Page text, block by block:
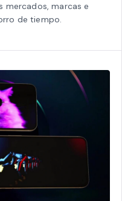
mercados, marcas e
de tiempo.